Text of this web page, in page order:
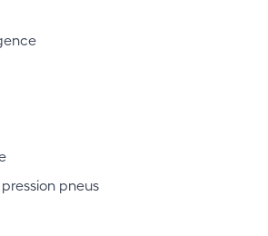
pneus